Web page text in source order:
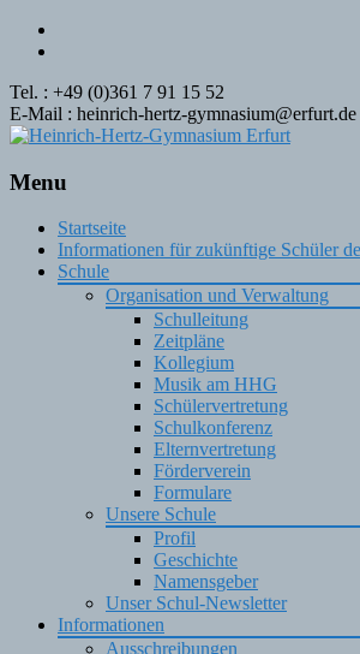
Tel. : +49 (0)361 7 91 15 52
E-Mail : heinrich-hertz-gymnasium@erfurt.de
Menu
Skip
content
Startseite
Informationen für zukünftige Schüler
Schule
Organisation und Verwaltung
Schulleitung
Zeitpläne
Kollegium
Musik am HHG
Schülervertretung
Schulkonferenz
Elternvertretung
Förderverein
Formulare
Unsere Schule
Profil
Geschichte
Namensgeber
Unser Schul-Newsletter
Informationen
Ausschreibungen